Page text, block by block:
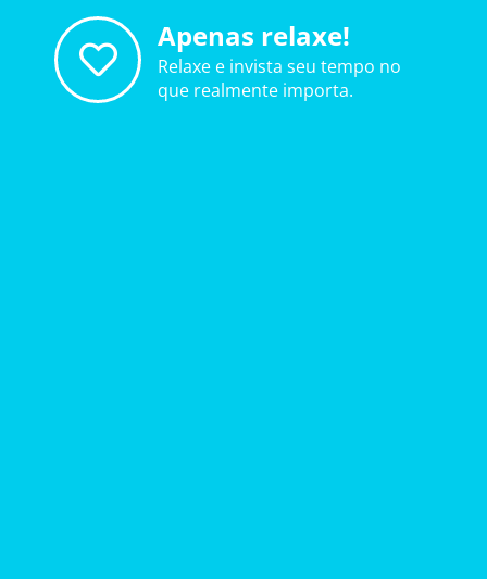
Apenas relaxe!
Relaxe e invista seu tempo no
que realmente importa.